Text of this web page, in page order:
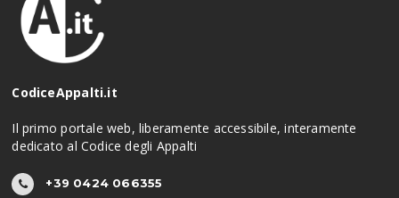
CodiceAppalti.it
Il primo portale web, liberamente accessibile, interamente
dedicato al Codice degli Appalti
+39 0424 066355